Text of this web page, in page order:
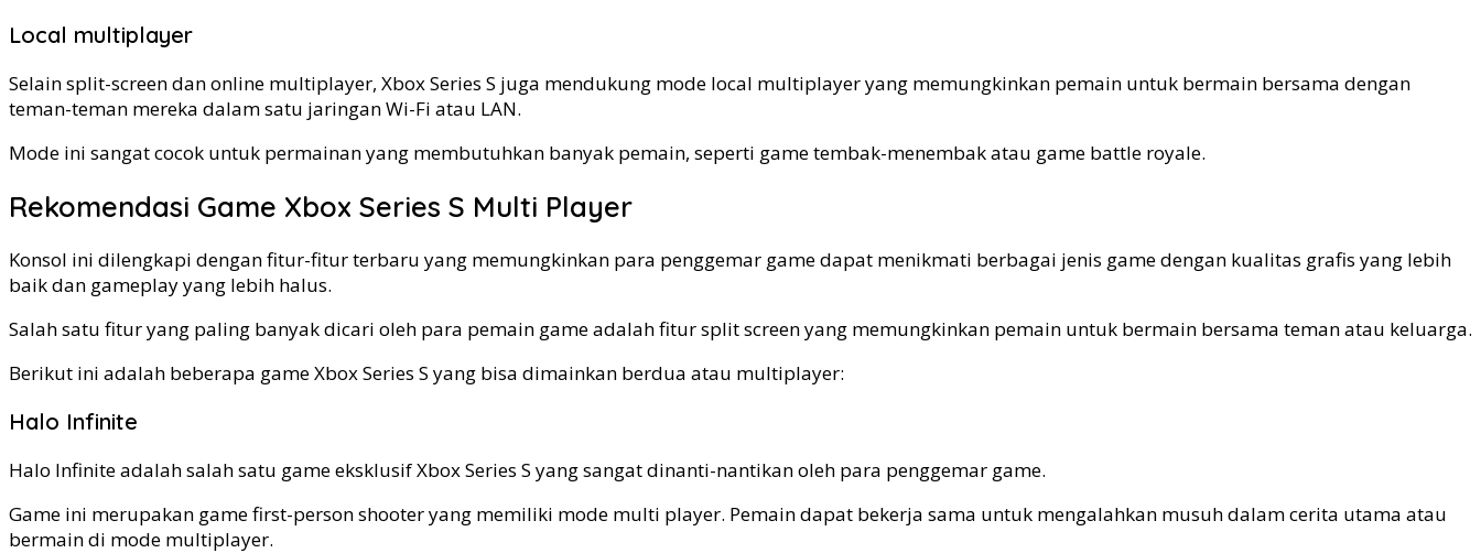
Local multiplayer
Selain split-screen dan online multiplayer, Xbox Series S juga mendukung mode local multiplayer yang memungkinkan pemain untuk bermain bersama dengan
teman-teman mereka dalam satu jaringan Wi-Fi atau LAN.
Mode ini sangat cocok untuk permainan yang membutuhkan banyak pemain, seperti game tembak-menembak atau game battle royale.
Rekomendasi Game Xbox Series S Multi Player
Konsol ini dilengkapi dengan fitur-fitur terbaru yang memungkinkan para penggemar game dapat menikmati berbagai jenis game dengan kualitas grafis yang lebih
baik dan gameplay yang lebih halus.
Salah satu fitur yang paling banyak dicari oleh para pemain game adalah fitur split screen yang memungkinkan pemain untuk bermain bersama teman atau keluarga.
Berikut ini adalah beberapa game Xbox Series S yang bisa dimainkan berdua atau multiplayer:
Halo Infinite
Halo Infinite adalah salah satu game eksklusif Xbox Series S yang sangat dinanti-nantikan oleh para penggemar game.
Game ini merupakan game first-person shooter yang memiliki mode multi player. Pemain dapat bekerja sama untuk mengalahkan musuh dalam cerita utama atau
bermain di mode multiplayer.